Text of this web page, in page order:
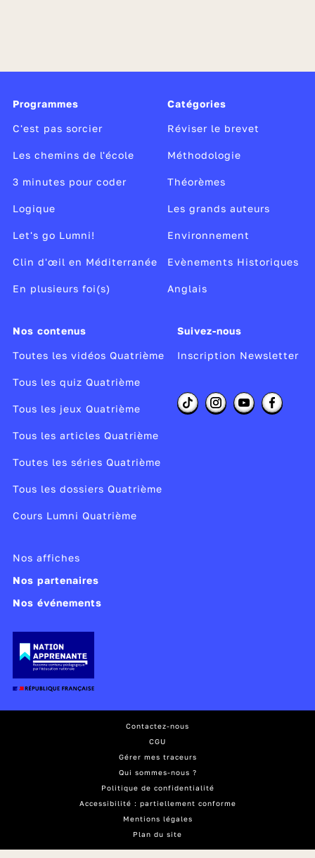
Programmes
C'est pas sorcier
Les chemins de l'école
3 minutes pour coder
Logique
Let's go Lumni!
Clin d'œil en Méditerranée
En plusieurs foi(s)
Catégories
Réviser le brevet
Méthodologie
Théorèmes
Les grands auteurs
Environnement
Evènements Historiques
Anglais
Nos contenus
Toutes les vidéos Quatrième
Tous les quiz Quatrième
Tous les jeux Quatrième
Tous les articles Quatrième
Toutes les séries Quatrième
Tous les dossiers Quatrième
Cours Lumni Quatrième
Suivez-nous
Inscription Newsletter
Nos affiches
Nos partenaires
Nos événements
Contactez-nous
CGU
Gérer mes traceurs
Qui sommes-nous ?
Politique de confidentialité
Accessibilité : partiellement conforme
Mentions légales
Plan du site